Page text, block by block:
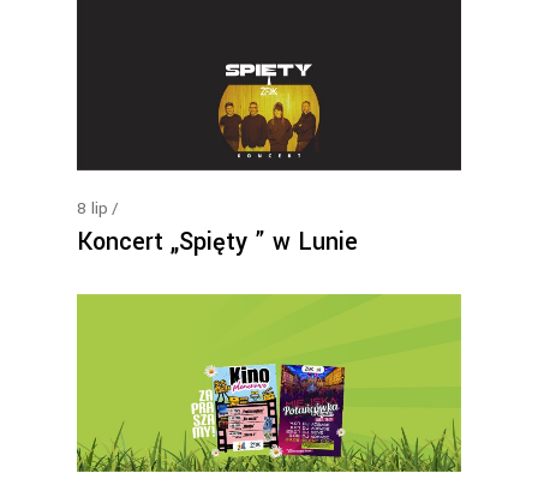
8 lip
Koncert „Spięty ” w Lunie